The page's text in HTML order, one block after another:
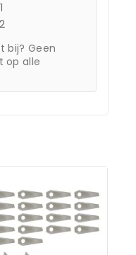
bij? Geen
op alle